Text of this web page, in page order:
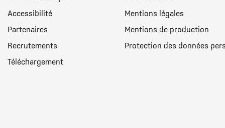
Pied
de
page
Accessibilité
Partenaires
Recrutements
Téléchargement
Mentions légales
Mentions de production
Protection des données